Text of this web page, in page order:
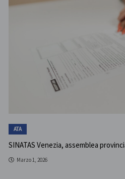
ATA
SINATAS Venezia, assemblea
Marzo 1, 2026